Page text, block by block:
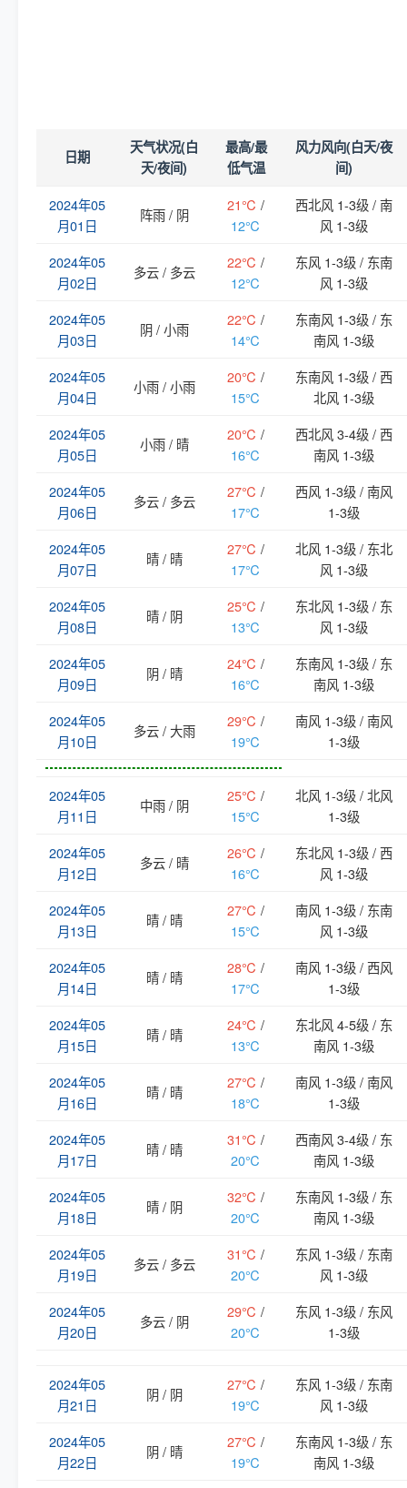
日期
天气状况(白
天/夜间)
最高/最
低气温
风力风向(白天/夜
间)
2024年05
月01日
阵雨 / 阴
21℃ /
12℃
西北风 1-3级 / 南
风 1-3级
2024年05
月02日
多云 / 多云
22℃ /
12℃
东风 1-3级 / 东南
风 1-3级
2024年05
月03日
阴 / 小雨
22℃ /
14℃
东南风 1-3级 / 东
南风 1-3级
2024年05
月04日
小雨 / 小雨
20℃ /
15℃
东南风 1-3级 / 西
北风 1-3级
2024年05
月05日
小雨 / 晴
20℃ /
16℃
西北风 3-4级 / 西
南风 1-3级
2024年05
月06日
多云 / 多云
27℃ /
17℃
西风 1-3级 / 南风
1-3级
2024年05
月07日
晴 / 晴
27℃ /
17℃
北风 1-3级 / 东北
风 1-3级
2024年05
月08日
晴 / 阴
25℃ /
13℃
东北风 1-3级 / 东
风 1-3级
2024年05
月09日
阴 / 晴
24℃ /
16℃
东南风 1-3级 / 东
南风 1-3级
2024年05
月10日
多云 / 大雨
29℃ /
19℃
南风 1-3级 / 南风
1-3级
2024年05
月11日
中雨 / 阴
25℃ /
15℃
北风 1-3级 / 北风
1-3级
2024年05
月12日
多云 / 晴
26℃ /
16℃
东北风 1-3级 / 西
风 1-3级
2024年05
月13日
晴 / 晴
27℃ /
15℃
南风 1-3级 / 东南
风 1-3级
2024年05
月14日
晴 / 晴
28℃ /
17℃
南风 1-3级 / 西风
1-3级
2024年05
月15日
晴 / 晴
24℃ /
13℃
东北风 4-5级 / 东
南风 1-3级
2024年05
月16日
晴 / 晴
27℃ /
18℃
南风 1-3级 / 南风
1-3级
2024年05
月17日
晴 / 晴
31℃ /
20℃
西南风 3-4级 / 东
南风 1-3级
2024年05
月18日
晴 / 阴
32℃ /
20℃
东南风 1-3级 / 东
南风 1-3级
2024年05
月19日
多云 / 多云
31℃ /
20℃
东风 1-3级 / 东南
风 1-3级
2024年05
月20日
多云 / 阴
29℃ /
20℃
东风 1-3级 / 东风
1-3级
2024年05
月21日
阴 / 阴
27℃ /
19℃
东风 1-3级 / 东南
风 1-3级
2024年05
月22日
阴 / 晴
27℃ /
19℃
东南风 1-3级 / 东
南风 1-3级